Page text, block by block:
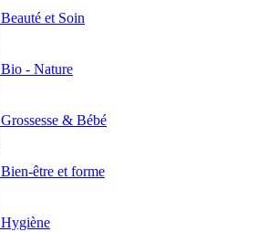
Beauté et Soin
Bio - Nature
Grossesse & Bébé
Bien-être et forme
Hygiène